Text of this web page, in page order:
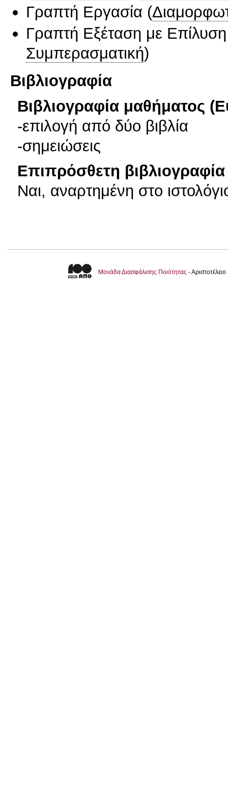
Γραπτή Εργασία (
Γραπτή Εξέταση με
Συμπερασματική)
Βιβλιογραφία
Βιβλιογραφία μαθήματος
-επιλογή από δύο βιβλία
-σημειώσεις
Επιπρόσθετη βιβλιογραφία
Ναι, αναρτημένη στο
Μονάδα Διασφάλισης Ποιότητας -